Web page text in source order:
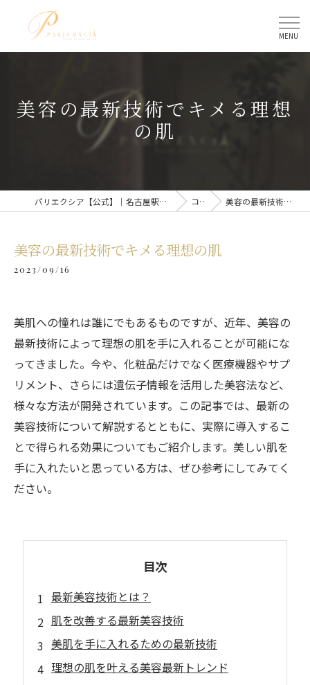
美容の最新技術でキメる理想
の肌
パリエクシア【公式】｜名古屋駅のトータルビューティーサロン コラム 美容の最新技術でキメる理想の肌
美容の最新技術でキメる理想の肌
2023/09/16
美肌への憧れは誰にでもあるものですが、近年、美容の
最新技術によって理想の肌を手に入れることが可能にな
ってきました。今や、化粧品だけでなく医療機器やサプ
リメント、さらには遺伝子情報を活用した美容法など、
様々な方法が開発されています。この記事では、最新の
美容技術について解説するとともに、実際に導入するこ
とで得られる効果についてもご紹介します。美しい肌を
手に入れたいと思っている方は、ぜひ参考にしてみてく
ださい。
目次
最新美容技術とは？
肌を改善する最新美容技術
美肌を手に入れるための最新技術
理想の肌を叶える美容最新トレンド